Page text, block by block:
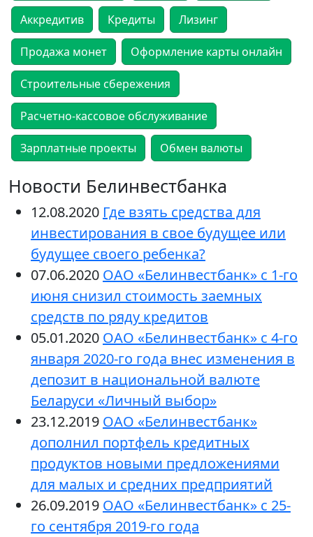
Аккредитив Кредиты Лизинг
Продажа монет Оформление карты онлайн
Строительные сбережения
Расчетно-кассовое обслуживание
Зарплатные проекты Обмен валюты
Новости Белинвестбанка
12.08.2020 Где взять средства для
инвестирования в свое будущее или
будущее своего ребенка?
07.06.2020 ОАО «Белинвестбанк» с 1-го
июня снизил стоимость заемных
средств по ряду кредитов
05.01.2020 ОАО «Белинвестбанк» с 4-го
января 2020-го года внес изменения в
депозит в национальной валюте
Беларуси «Личный выбор»
23.12.2019 ОАО «Белинвестбанк»
дополнил портфель кредитных
продуктов новыми предложениями
для малых и средних предприятий
26.09.2019 ОАО «Белинвестбанк» с 25-
го сентября 2019-го года